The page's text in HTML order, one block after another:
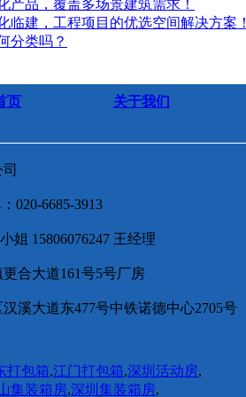
产品，覆盖多场景建筑需求！
临建，工程项目的优选空间解决方案！
分类吗？
页 关于我们
020-6685-3913
姐 15806076247 王经理
合大道161号5号厂房
溪大道东477号中铁诺德中心2705号
打包箱,江门打包箱,深圳活动房,
集装箱房,深圳集装箱房,